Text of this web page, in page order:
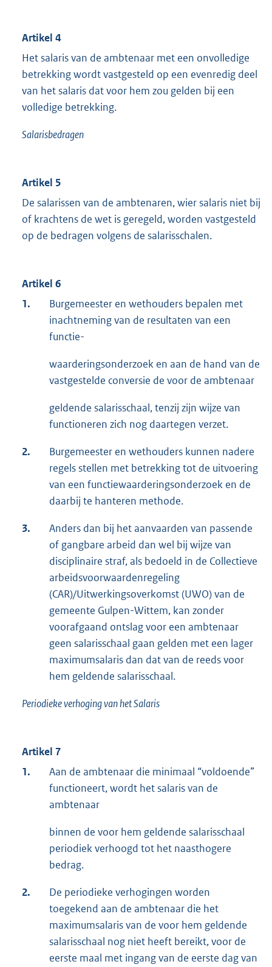
Artikel 4
Het salaris van de ambtenaar met een onvolledige
betrekking wordt vastgesteld op een evenredig deel
van het salaris dat voor hem zou gelden bij een
volledige betrekking.
Salarisbedragen
Artikel 5
De salarissen van de ambtenaren, wier salaris niet bij
of krachtens de wet is geregeld, worden vastgesteld
op de bedragen volgens de salarisschalen.
Artikel 6
1.
Burgemeester en wethouders bepalen met
inachtneming van de resultaten van een
functie-
waarderingsonderzoek en aan de hand van de
vastgestelde conversie de voor de ambtenaar
geldende salarisschaal, tenzij zijn wijze van
functioneren zich nog daartegen verzet.
2.
Burgemeester en wethouders kunnen nadere
regels stellen met betrekking tot de uitvoering
van een functiewaarderingsonderzoek en de
daarbij te hanteren methode.
3.
Anders dan bij het aanvaarden van passende
of gangbare arbeid dan wel bij wijze van
disciplinaire straf, als bedoeld in de Collectieve
arbeidsvoorwaardenregeling
(CAR)/Uitwerkingsoverkomst (UWO) van de
gemeente Gulpen-Wittem, kan zonder
voorafgaand ontslag voor een ambtenaar
geen salarisschaal gaan gelden met een lager
maximumsalaris dan dat van de reeds voor
hem geldende salarisschaal.
Periodieke verhoging van het Salaris
Artikel 7
1.
Aan de ambtenaar die minimaal “voldoende”
functioneert, wordt het salaris van de
ambtenaar
binnen de voor hem geldende salarisschaal
periodiek verhoogd tot het naasthogere
bedrag.
2.
De periodieke verhogingen worden
toegekend aan de ambtenaar die het
maximumsalaris van de voor hem geldende
salarisschaal nog niet heeft bereikt, voor de
eerste maal met ingang van de eerste dag van